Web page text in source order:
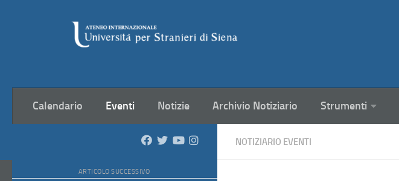
Calendario Eventi Notizie Archivio Notiziario Strumenti
NOTIZIARIO EVENTI
ARTICOLO SUCCESSIVO